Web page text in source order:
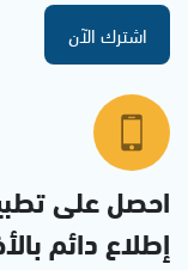
اشترك الآن
احصل على
إطلاع دائم